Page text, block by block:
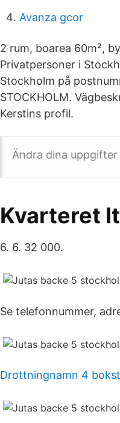
Avanza gcor
2 rum, boarea 60m²,
Privatpersoner i
Stockholm på
STOCKHOLM.
Kerstins profil.
Ändra dina uppgifter
Kvarteret
6. 6. 32 000.
Se telefonnummer,
Drottningnamn 4